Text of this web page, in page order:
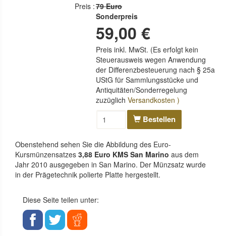
Preis :79 Euro
Sonderpreis
59,00 €
Preis inkl. MwSt. (Es erfolgt kein
Steuerausweis wegen Anwendung
der Differenzbesteuerung nach § 25a
UStG für Sammlungsstücke und
Antiquitäten/Sonderregelung
zuzüglichVersandkosten )
Bestellen
Obenstehend sehen Sie die Abbildung des Euro-
Kursmünzensatzes 3,88 Euro KMS San Marino aus dem
Jahr 2010 ausgegeben in San Marino. Der Münzsatz wurde
in der Prägetechnik polierte Platte hergestellt.
Diese Seite teilen unter: